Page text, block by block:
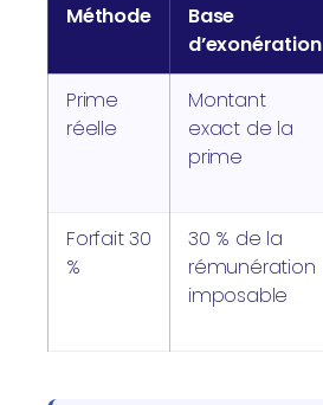
Méthode
Base
d’exonération
Prime
réelle
Montant
exact de la
prime
Forfait 30
%
30 % de la
rémunération
imposable